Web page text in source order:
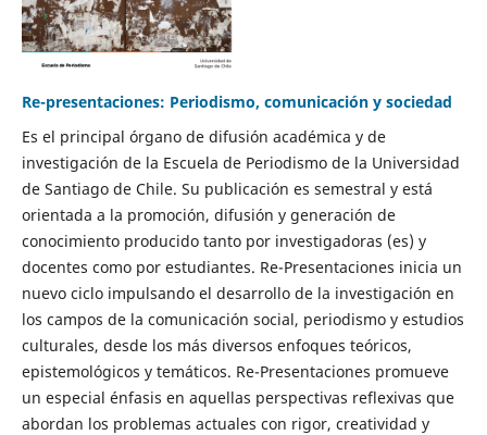
Re-presentaciones: Periodismo, comunicación y sociedad
Es el principal órgano de difusión académica y de
investigación de la Escuela de Periodismo de la Universidad
de Santiago de Chile. Su publicación es semestral y está
orientada a la promoción, difusión y generación de
conocimiento producido tanto por investigadoras (es) y
docentes como por estudiantes. Re-Presentaciones inicia un
nuevo ciclo impulsando el desarrollo de la investigación en
los campos de la comunicación social, periodismo y estudios
culturales, desde los más diversos enfoques teóricos,
epistemológicos y temáticos. Re-Presentaciones promueve
un especial énfasis en aquellas perspectivas reflexivas que
abordan los problemas actuales con rigor, creatividad y